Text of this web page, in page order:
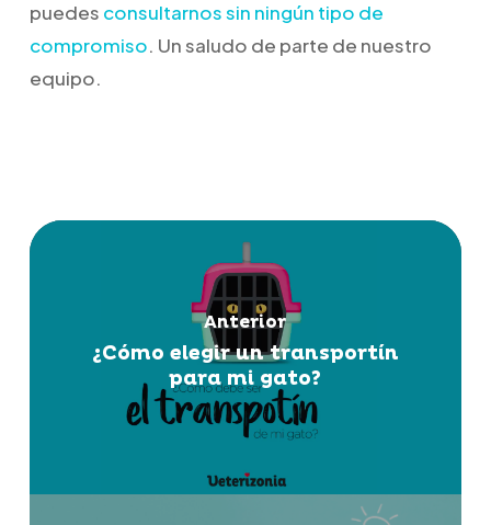
puedes consultarnos sin ningún tipo de
compromiso. Un saludo de parte de nuestro
equipo.
Anterior
¿Cómo elegir un transportín
para mi gato?